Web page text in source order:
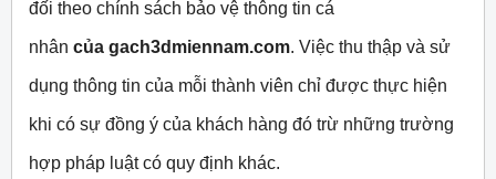
đối theo chính sách bảo vệ thông tin cá
nhân của gach3dmiennam.com. Việc thu thập và sử
dụng thông tin của mỗi thành viên chỉ được thực hiện
khi có sự đồng ý của khách hàng đó trừ những trường
hợp pháp luật có quy định khác.